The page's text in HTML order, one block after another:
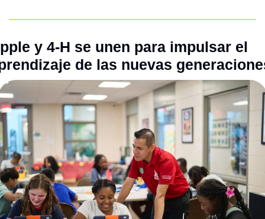
y 4-H se unen para impulsar el
de las nuevas